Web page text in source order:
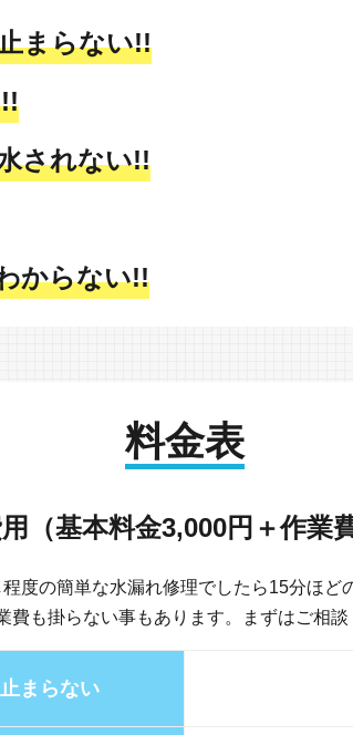
まらない!!
されない!!
からない!!
料金表
（基本料金3,000円＋作業費
度の簡単な水漏れ修理でしたら15分ほど
も掛らない事もあります。まずはご相談
まらない